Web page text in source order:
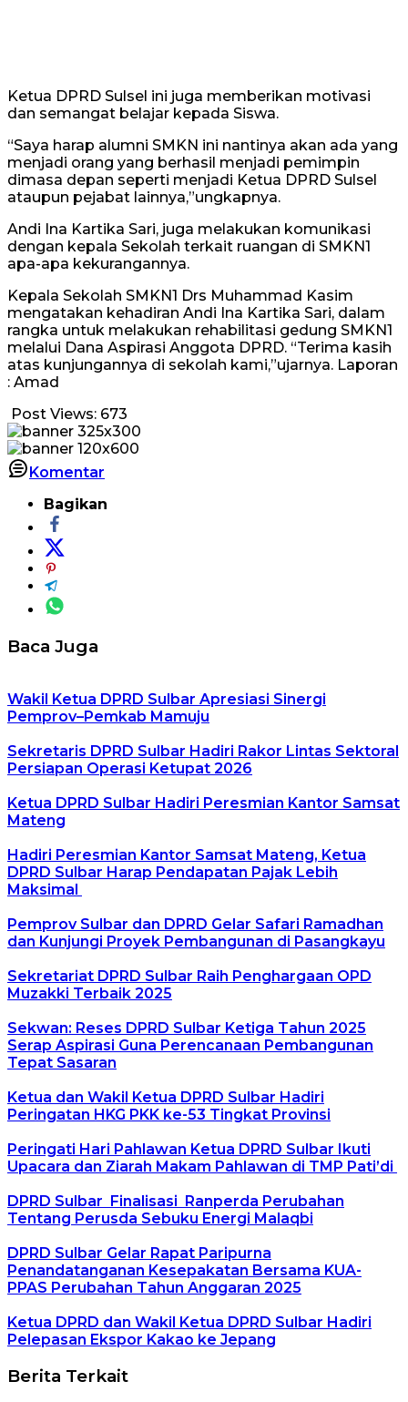
Ketua DPRD Sulsel ini juga memberikan motivasi
dan semangat belajar kepada Siswa.
“Saya harap alumni SMKN ini nantinya akan ada yang
menjadi orang yang berhasil menjadi pemimpin
dimasa depan seperti menjadi Ketua DPRD Sulsel
ataupun pejabat lainnya,”ungkapnya.
Andi Ina Kartika Sari, juga melakukan komunikasi
dengan kepala Sekolah terkait ruangan di SMKN1
apa-apa kekurangannya.
Kepala Sekolah SMKN1 Drs Muhammad Kasim
mengatakan kehadiran Andi Ina Kartika Sari, dalam
rangka untuk melakukan rehabilitasi gedung SMKN1
melalui Dana Aspirasi Anggota DPRD. “Terima kasih
atas kunjungannya di sekolah kami,”ujarnya. Laporan
: Amad
Post Views: 673
Komentar
Bagikan
Baca Juga
Wakil Ketua DPRD Sulbar Apresiasi Sinergi
Pemprov–Pemkab Mamuju
Sekretaris DPRD Sulbar Hadiri Rakor Lintas Sektoral
Persiapan Operasi Ketupat 2026
Ketua DPRD Sulbar Hadiri Peresmian Kantor Samsat
Mateng
Hadiri Peresmian Kantor Samsat Mateng, Ketua
DPRD Sulbar Harap Pendapatan Pajak Lebih
Maksimal
Pemprov Sulbar dan DPRD Gelar Safari Ramadhan
dan Kunjungi Proyek Pembangunan di Pasangkayu
Sekretariat DPRD Sulbar Raih Penghargaan OPD
Muzakki Terbaik 2025
Sekwan: Reses DPRD Sulbar Ketiga Tahun 2025
Serap Aspirasi Guna Perencanaan Pembangunan
Tepat Sasaran
Ketua dan Wakil Ketua DPRD Sulbar Hadiri
Peringatan HKG PKK ke-53 Tingkat Provinsi
Peringati Hari Pahlawan Ketua DPRD Sulbar Ikuti
Upacara dan Ziarah Makam Pahlawan di TMP Pati’di
DPRD Sulbar Finalisasi Ranperda Perubahan
Tentang Perusda Sebuku Energi Malaqbi
DPRD Sulbar Gelar Rapat Paripurna
Penandatanganan Kesepakatan Bersama KUA-
PPAS Perubahan Tahun Anggaran 2025
Ketua DPRD dan Wakil Ketua DPRD Sulbar Hadiri
Pelepasan Ekspor Kakao ke Jepang
Berita Terkait